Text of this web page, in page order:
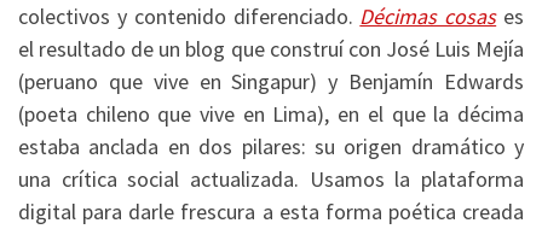
colectivos y contenido diferenciado. Décimas cosases
el resultado de un blog que construí con José Luis Mejía
(peruano que vive en Singapur) y Benjamín Edwards
(poeta chileno que vive en Lima), en el que la décima
estaba anclada en dos pilares: su origen dramático y
una crítica social actualizada. Usamos la plataforma
digital para darle frescura a esta forma poética creada